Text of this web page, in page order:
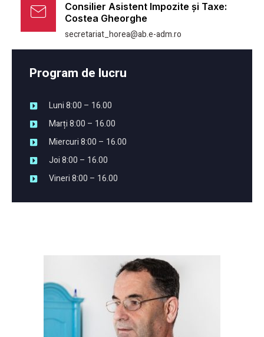
Consilier Asistent Impozite și Taxe:
Costea Gheorghe
secretariat_horea@ab.e-adm.ro
Program de lucru
Luni 8:00 – 16.00
Marți 8:00 – 16.00
Miercuri 8:00 – 16.00
Joi 8:00 – 16.00
Vineri 8:00 – 16.00